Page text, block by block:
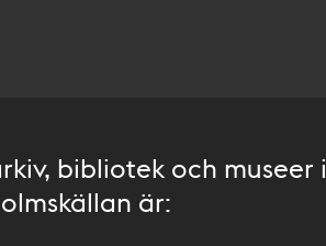
bibliotek och museer i
är: